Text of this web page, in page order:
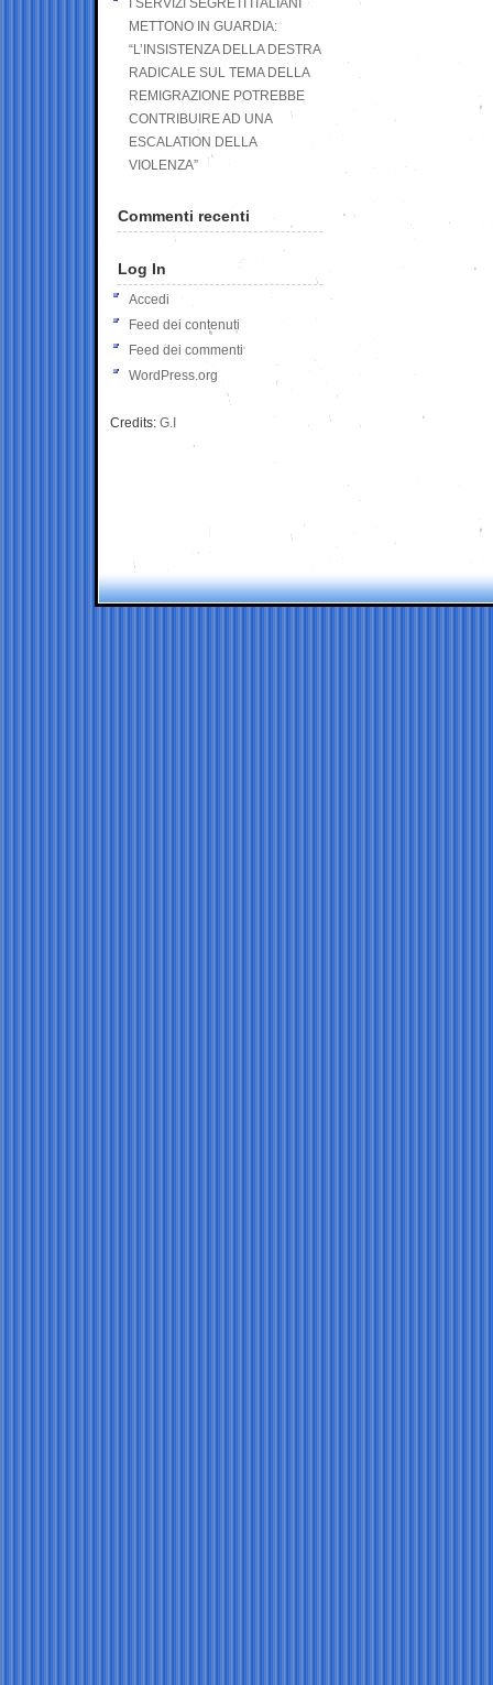
I SERVIZI SEGRETI ITALIANI
METTONO IN GUARDIA:
“L’INSISTENZA DELLA DESTRA
RADICALE SUL TEMA DELLA
REMIGRAZIONE POTREBBE
CONTRIBUIRE AD UNA
ESCALATION DELLA
VIOLENZA”
Commenti recenti
Log In
Accedi
Feed dei contenuti
Feed dei commenti
WordPress.org
Credits: G.I